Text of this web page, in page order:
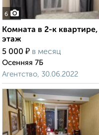
6
Комната в 2-к
этаж
5 000 ₽ в месяц
Осенняя 7Б
Агентство, 30.06.2022